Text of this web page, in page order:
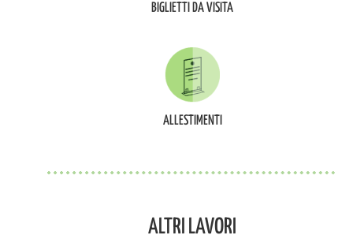
BIGLIETTI DA VISITA
ALLESTIMENTI
ALTRI LAVORI